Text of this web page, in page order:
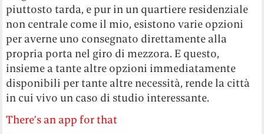
piuttosto tarda, e pur in un quartiere residenziale
non centrale come il mio, esistono varie opzioni
per averne uno consegnato direttamente alla
propria porta nel giro di mezzora. E questo,
insieme a tante altre opzioni immediatamente
disponibili per tante altre necessità, rende la città
in cui vivo un caso di studio interessante.
There’s an app for that